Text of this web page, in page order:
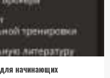
начинающих